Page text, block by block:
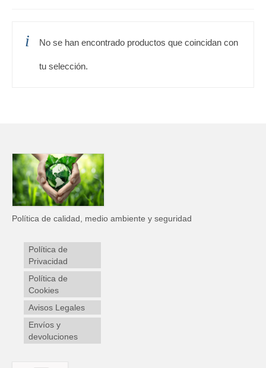
No se han encontrado productos que coincidan con
tu selección.
Política de calidad, medio ambiente y seguridad
Política de
Privacidad
Política de
Cookies
Avisos Legales
Envíos y
devoluciones